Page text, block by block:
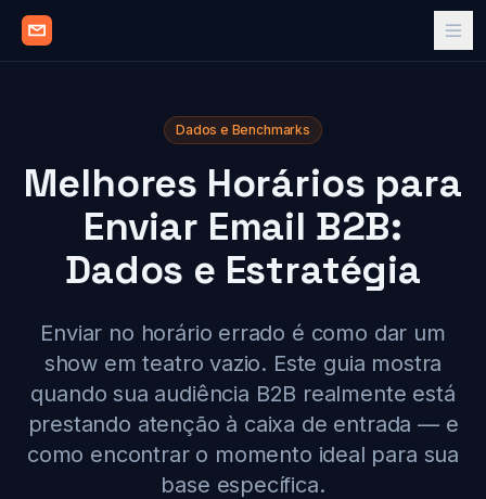
Dados e Benchmarks
Melhores Horários para
Enviar Email B2B:
Dados e Estratégia
Enviar no horário errado é como dar um
show em teatro vazio. Este guia mostra
quando sua audiência B2B realmente está
prestando atenção à caixa de entrada — e
como encontrar o momento ideal para sua
base específica.